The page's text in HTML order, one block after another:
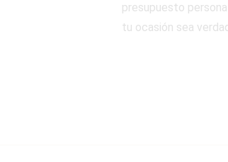
presupuesto
tu ocasión sea